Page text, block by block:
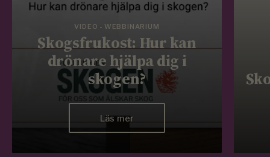
VIDEO - WEBBINARIUM
Skogsfrukost: Hur kan
drönare hjälpa dig i
skogen?
Läs mer